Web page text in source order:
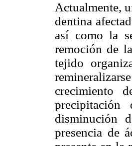
Actualmente,
dentina
así como la
remoción de
tejido
crecimiento
disminución
presencia de